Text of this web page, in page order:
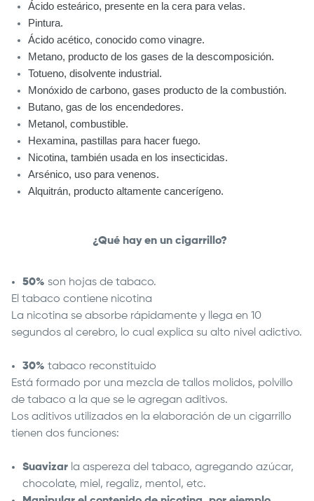
Ácido esteárico, presente en la cera para velas.
Pintura.
Ácido acético, conocido como vinagre.
Metano, producto de los gases de la descomposición.
Totueno, disolvente industrial.
Monóxido de carbono, gases producto de la combustión.
Butano, gas de los encendedores.
Metanol, combustible.
Hexamina, pastillas para hacer fuego.
Nicotina, también usada en los insecticidas.
Arsénico, uso para venenos.
Alquitrán, producto altamente cancerígeno.
¿Qué hay en un cigarrillo?
50% son hojas de tabaco.
El tabaco contiene nicotina
La nicotina se absorbe rápidamente y llega en 10
segundos al cerebro, lo cual explica su alto nivel adictivo.
30% tabaco reconstituido
Está formado por una mezcla de tallos molidos, polvillo
de tabaco a la que se le agregan aditivos.
Los aditivos utilizados en la elaboración de un cigarrillo
tienen dos funciones:
Suavizar la aspereza del tabaco, agregando azúcar,
chocolate, miel, regaliz, mentol, etc.